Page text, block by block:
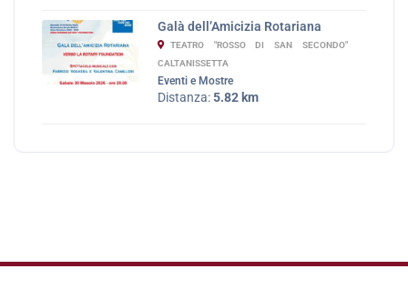
Galà dell’Amicizia Rotariana
TEATRO "ROSSO DI SAN SECONDO"
CALTANISSETTA
Eventi e Mostre
Distanza:5.82 km